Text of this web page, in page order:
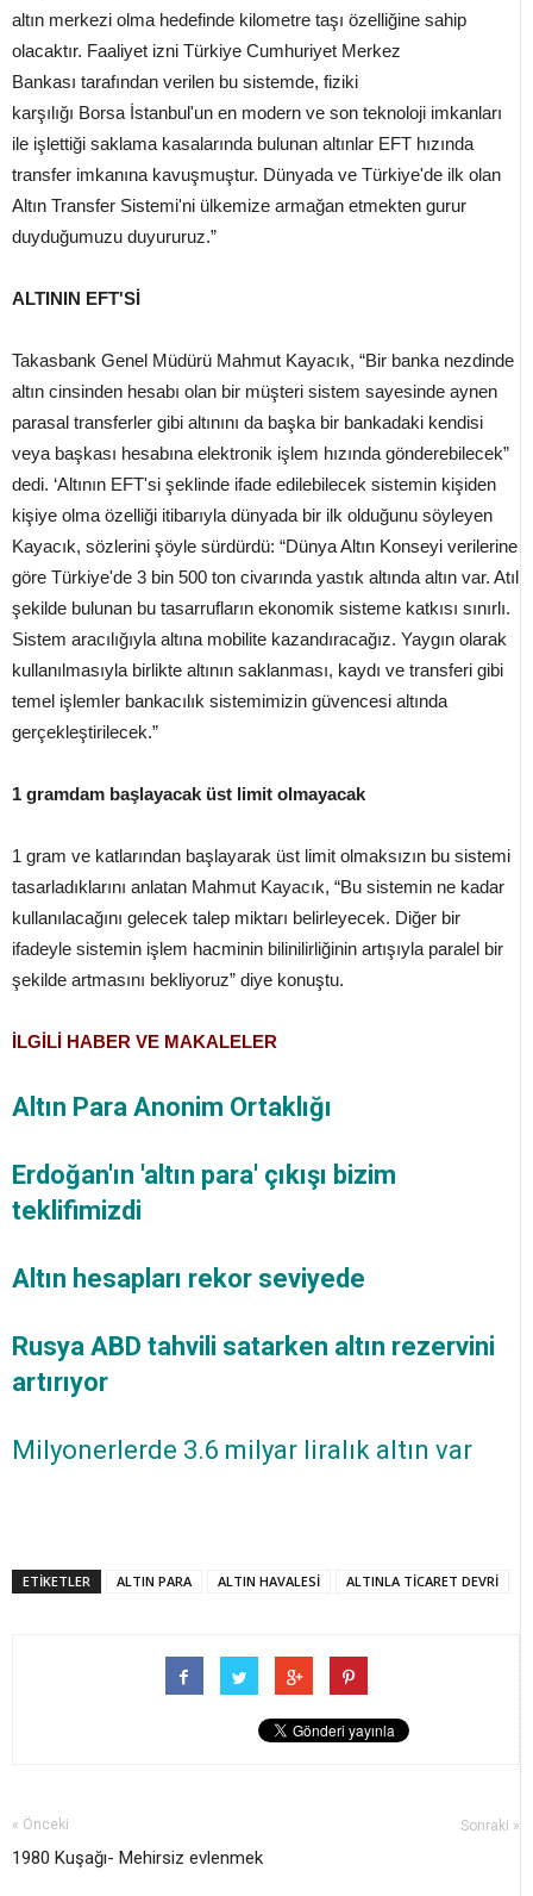
altın merkezi olma hedefinde kilometre taşı özelliğine sahip
olacaktır. Faaliyet izni Türkiye Cumhuriyet Merkez
Bankası tarafından verilen bu sistemde, fiziki
karşılığı Borsa İstanbul'un en modern ve son teknoloji imkanları
ile işlettiği saklama kasalarında bulunan altınlar EFT hızında
transfer imkanına kavuşmuştur. Dünyada ve Türkiye'de ilk olan
Altın Transfer Sistemi'ni ülkemize armağan etmekten gurur
duyduğumuzu duyururuz.”
ALTININ EFT'Sİ
Takasbank Genel Müdürü Mahmut Kayacık, “Bir banka nezdinde
altın cinsinden hesabı olan bir müşteri sistem sayesinde aynen
parasal transferler gibi altınını da başka bir bankadaki kendisi
veya başkası hesabına elektronik işlem hızında gönderebilecek”
dedi. ‘Altının EFT'si şeklinde ifade edilebilecek sistemin kişiden
kişiye olma özelliği itibarıyla dünyada bir ilk olduğunu söyleyen
Kayacık, sözlerini şöyle sürdürdü: “Dünya Altın Konseyi verilerine
göre Türkiye'de 3 bin 500 ton civarında yastık altında altın var. Atıl
şekilde bulunan bu tasarrufların ekonomik sisteme katkısı sınırlı.
Sistem aracılığıyla altına mobilite kazandıracağız. Yaygın olarak
kullanılmasıyla birlikte altının saklanması, kaydı ve transferi gibi
temel işlemler bankacılık sistemimizin güvencesi altında
gerçekleştirilecek.”
1 gramdam başlayacak üst limit olmayacak
1 gram ve katlarından başlayarak üst limit olmaksızın bu sistemi
tasarladıklarını anlatan Mahmut Kayacık, “Bu sistemin ne kadar
kullanılacağını gelecek talep miktarı belirleyecek. Diğer bir
ifadeyle sistemin işlem hacminin bilinilirliğinin artışıyla paralel bir
şekilde artmasını bekliyoruz” diye konuştu.
İLGİLİ HABER VE MAKALELER
Altın Para Anonim Ortaklığı
Erdoğan'ın 'altın para' çıkışı bizim
teklifimizdi
Altın hesapları rekor seviyede
Rusya ABD tahvili satarken altın rezervini
artırıyor
Milyonerlerde 3.6 milyar liralık altın var
ETİKETLER ALTIN PARA ALTIN HAVALESİ ALTINLA TİCARET DEVRİ
« Önceki
1980 Kuşağı- Mehirsiz evlenmek
Sonraki »